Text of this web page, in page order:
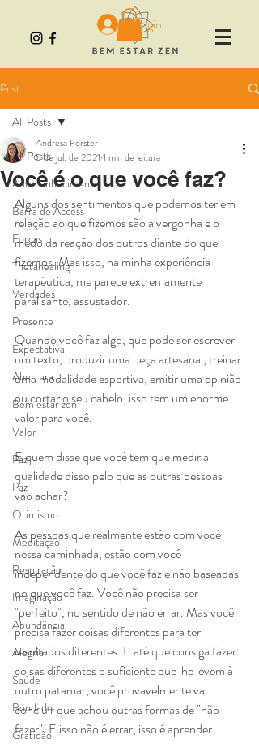
Login
Post
All Posts
Autoconhecimento
Barra de Access
Forças
Thetahealing
Verdades
Presente
Expectativa
Abertura
Bem estar zen
Valor
Paz
Paz
Otimismo
Meditação
Respiração
Imaginação
Abundância
Alegria
Saúde
Bondade
Gratidão
All Posts
Você é o que você faz?
Andresa Forster
5 de jul. de 2021 1 min de leitura
Alguns dos sentimentos que podemos ter em
relação ao que fizemos são a vergonha e o
medo da reação dos outros diante do que
fizemos. Mas isso, na minha experiência
terapêutica, me parece extremamente
paralisante, assustador.
Quando você faz algo, que pode ser escrever
um texto, produzir uma peça artesanal, treinar
uma modalidade esportiva, emitir uma opinião
ou cortar o seu cabelo; isso tem um enorme
valor para você.
E quem disse que você tem que medir a
qualidade disso pelo que as outras pessoas
vão achar?
As pessoas que realmente estão com você
nessa caminhada, estão com você
independente do que você faz e não baseadas
no que você faz. Você não precisa ser
"perfeito", no sentido de não errar. Mas você
precisa fazer coisas diferentes para ter
resultados diferentes. E até que consiga fazer
coisas diferentes o suficiente que lhe levem à
outro patamar, você provavelmente vai
concluir que achou outras formas de "não
fazer". E isso não é errar, isso é aprender.